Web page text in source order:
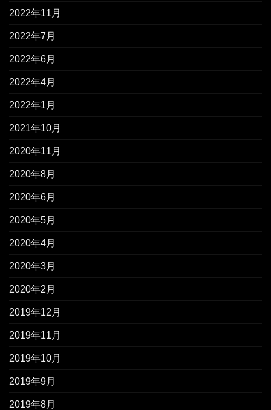
2022年11月
2022年7月
2022年6月
2022年4月
2022年1月
2021年10月
2020年11月
2020年8月
2020年6月
2020年5月
2020年4月
2020年3月
2020年2月
2019年12月
2019年11月
2019年10月
2019年9月
2019年8月